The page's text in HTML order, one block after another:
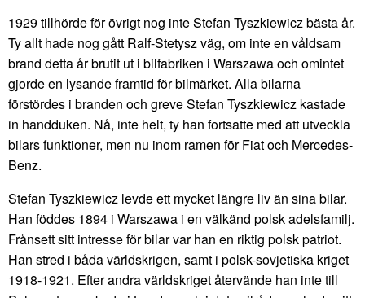
1929 tillhörde för övrigt nog inte Stefan Tyszkiewicz bästa år.
Ty allt hade nog gått Ralf-Stetysz väg, om inte en våldsam
brand detta år brutit ut i bilfabriken i Warszawa och omintet
gjorde en lysande framtid för bilmärket. Alla bilarna
förstördes i branden och greve Stefan Tyszkiewicz kastade
in handduken. Nå, inte helt, ty han fortsatte med att utveckla
bilars funktioner, men nu inom ramen för Fiat och Mercedes-
Benz.
Stefan Tyszkiewicz levde ett mycket längre liv än sina bilar.
Han föddes 1894 i Warszawa i en välkänd polsk adelsfamilj.
Frånsett sitt intresse för bilar var han en riktig polsk patriot.
Han stred i båda världskrigen, samt i polsk-sovjetiska kriget
1918-1921. Efter andra världskriget återvände han inte till